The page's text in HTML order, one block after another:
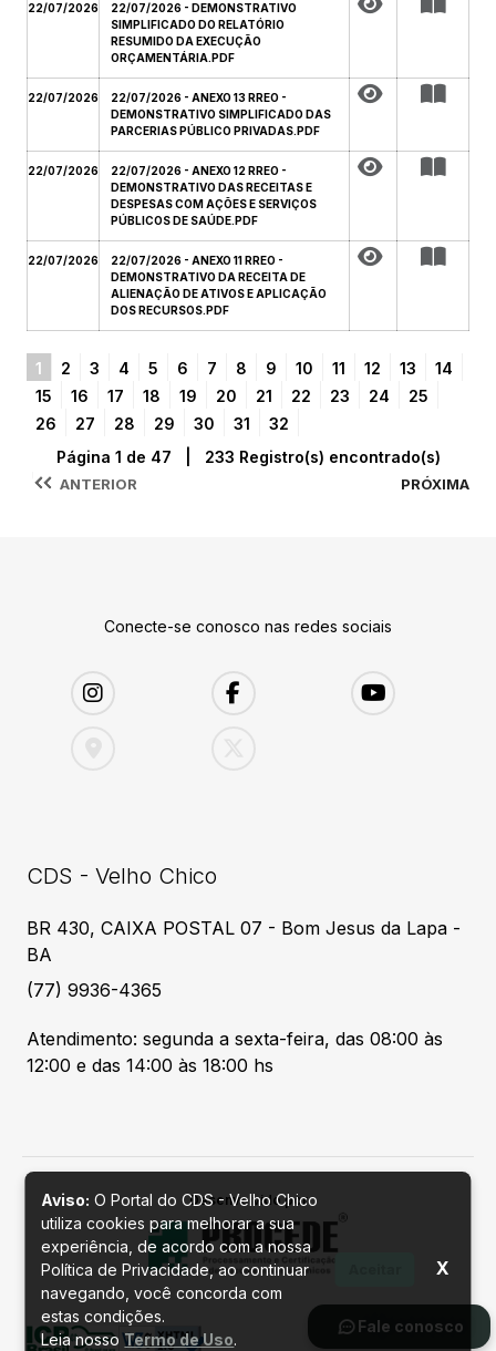
Fale conosco
22/07/2026
22/07/2026 - DEMONSTRATIVO
SIMPLIFICADO DO RELATÓRIO
RESUMIDO DA EXECUÇÃO
ORÇAMENTÁRIA.PDF
22/07/2026
22/07/2026 - ANEXO 13 RREO -
DEMONSTRATIVO SIMPLIFICADO DAS
PARCERIAS PÚBLICO PRIVADAS.PDF
22/07/2026
22/07/2026 - ANEXO 12 RREO -
DEMONSTRATIVO DAS RECEITAS E
DESPESAS COM AÇÕES E SERVIÇOS
PÚBLICOS DE SAÚDE.PDF
22/07/2026
22/07/2026 - ANEXO 11 RREO -
DEMONSTRATIVO DA RECEITA DE
ALIENAÇÃO DE ATIVOS E APLICAÇÃO
DOS RECURSOS.PDF
1 2 3 4 5 6 7 8 9 10 11 12 13
14
15
16 17 18 19 20 21 22 23 24
25
26
27 28 29 30 31 32
ANTERIOR
Página 1 de 47 | 233 Registro(s) encontrado(s)
PRÓXIMA
Conecte-se conosco nas redes sociais
CDS - Velho Chico
BR 430, CAIXA POSTAL 07 - Bom Jesus da Lapa -
BA
(77) 9936-4365
Atendimento: segunda a sexta-feira, das 08:00 às
12:00 e das 14:00 às 18:00 hs
Desenvolvido por
Aviso: O Portal do CDS - Velho Chico
utiliza cookies para melhorar a sua
experiência, de acordo com a nossa
Política de Privacidade, ao continuar
navegando, você concorda com
estas condições.
Leia nossoTermo de Uso.
X